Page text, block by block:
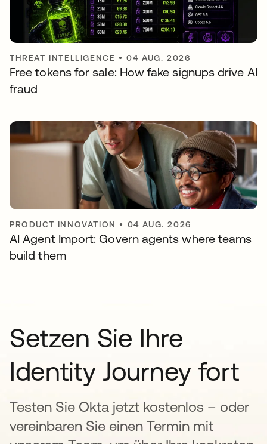
THREAT INTELLIGENCE •04 AUG. 2026
Free tokens for sale: How fake signups drive AI
fraud
PRODUCT INNOVATION • 04 AUG. 2026
AI Agent Import: Govern agents where teams
build them
Setzen Sie Ihre
Identity Journey fort
Testen Sie Okta jetzt kostenlos – oder
vereinbaren Sie einen Termin mit